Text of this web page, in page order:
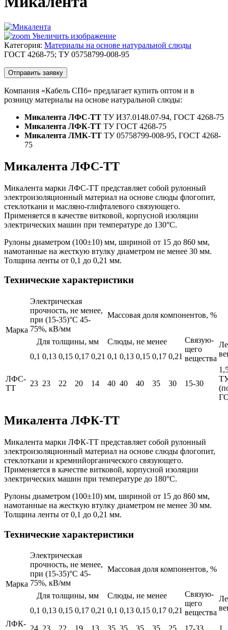
Увеличить изображение
Категория: Материалы на основе натуральной слюды
ГОСТ 4268-75; ТУ 05758799-008-95
Отправить заявку
Компания «Кабель СПб» предлагает купить оптом и в
розницу материалы на основе натуральной слюды:
Микалента ЛФС-ТТ ТУ И37.0148.07-94, ГОСТ 4268-75
Микалента ЛФК-ТТ ТУ ГОСТ 4268-75
Микалента ЛМК-ТТ ТУ 05758799-008-95, ГОСТ 4268-
75
Микалента ЛФС-ТТ
Микалента марки ЛФС-ТТ представляет собой рулонный
электроизоляционный материал на основе слюды флогопит,
стеклоткани и масляно-глифталевого связующего.
Применяется в качестве витковой, корпусной изоляции
электрических машин при температуре до 130°С.
Рулоны диаметром (100±10) мм, шириной от 15 до 860 мм,
намотанные на жесткую втулку диаметром не менее 30 мм.
Толщина ленты от 0,1 до 0,21 мм.
Технические характеристики
Марка
Электрическая
прочность, не менее,
при (15-35)°С 45-
75%, кВ/мм
Массовая доля компонентов, %
Для толщины, мм Слюды, не менее
Связую-
щего
вещества
0,1 0,13 0,15 0,17 0,21 0,1 0,13 0,15 0,17 0,21
ЛФС-
ТТ
23 23 22 20 14 40 40 40 35 30 15-30
Микалента ЛФК-ТТ
Микалента марки ЛФК-ТТ представляет собой рулонный
электроизоляционный материал на основе слюды флогопит,
стеклоткани и кремнийорганического связующего.
Применяется в качестве витковой, корпусной изоляции
электрических машин при температуре до 180°С.
Рулоны диаметром (100±10) мм, шириной от 15 до 860 мм,
намотанные на жесткую втулку диаметром не менее 30 мм.
Толщина ленты от 0,1 до 0,21 мм.
Технические характеристики
Марка
Электрическая
прочность, не менее,
при (15-35)°С 45-
75%, кВ/мм
Массовая доля компонентов, %
Для толщины, мм Слюды, не менее
Связую-
щего
вещества
0,1 0,13 0,15 0,17 0,21 0,1 0,13 0,15 0,17 0,21
ЛФК-